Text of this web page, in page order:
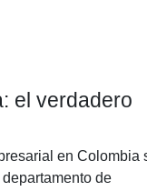
el verdadero
en Colombia
de